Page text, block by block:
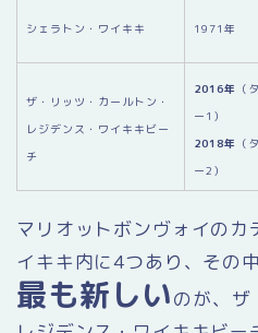
シェラトン・ワイキキ 1971年
ザ・リッツ・カールトン・
レジデンス・ワイキキビー
チ
2016年 （
ー1）
2018年 （
ー2）
マリオットボンヴォイのカ
イキキ内に4つあり、その中
最も新しいのが、ザ